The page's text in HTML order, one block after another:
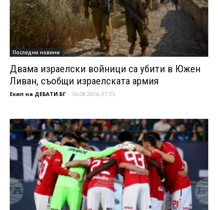
Последни новини
Двама израелски войници са убити в Южен
Ливан, съобщи израелската армия
Екип на ДЕБАТИ.БГ - 06.08.2026, 07:35